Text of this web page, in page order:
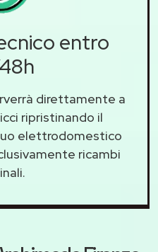
entro
direttamente a
ripristinando il
elettrodomestico
ricambi